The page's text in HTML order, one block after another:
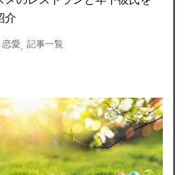
介
恋愛 記事一覧